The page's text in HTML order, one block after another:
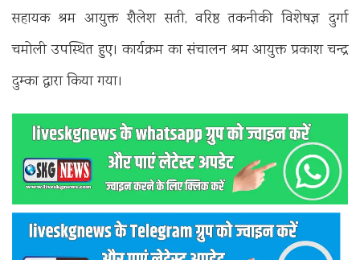
सहायक श्रम आयुक्त शैलेश सती, वरिष्ठ तकनीकी विशेषज्ञ दुर्गा
चमोली उपस्थित हुए। कार्यक्रम का संचालन श्रम आयुक्त प्रकाश चन्द्र
दुम्का द्वारा किया गया।